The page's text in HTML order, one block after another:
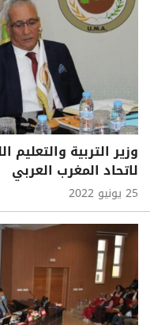
وزير التربية والتعليم
لاتحاد المغرب العربي
25 يونيو 2022